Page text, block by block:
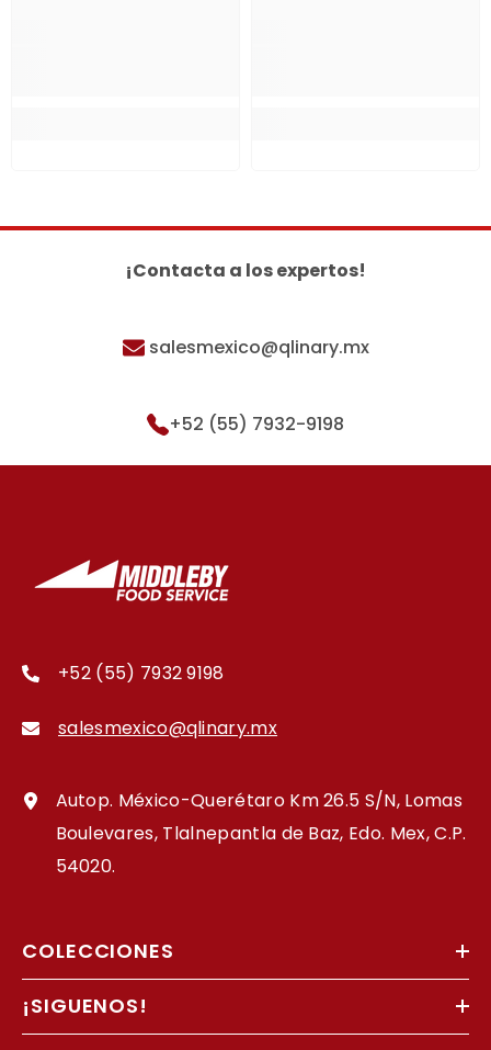
¡Contacta a los expertos!
salesmexico@qlinary.mx
+52 (55) 7932-9198
+52 (55) 7932 9198
salesmexico@qlinary.mx
Autop. México-Querétaro Km 26.5 S/N, Lomas
Boulevares, Tlalnepantla de Baz, Edo. Mex, C.P.
54020.
COLECCIONES
¡SIGUENOS!